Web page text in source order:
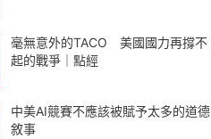
毫無意外的TACO 美國國力再撐不
起的戰爭｜點經
中美AI競賽不應該被賦予太多的道德
敘事